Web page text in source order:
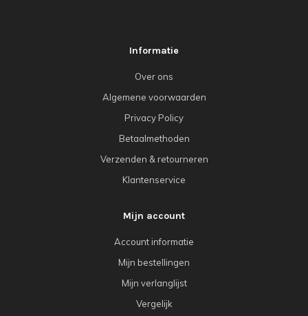
Informatie
Over ons
Algemene voorwaarden
Privacy Policy
Betaalmethoden
Verzenden & retourneren
Klantenservice
Mijn account
Account informatie
Mijn bestellingen
Mijn verlanglijst
Vergelijk